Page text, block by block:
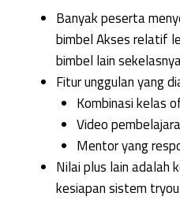
Banyak peserta
bimbel Akses relatif
bimbel lain
Fitur unggulan yang
Kombinasi kelas
Video
Mentor yang
Nilai plus lain adalah
kesiapan sistem